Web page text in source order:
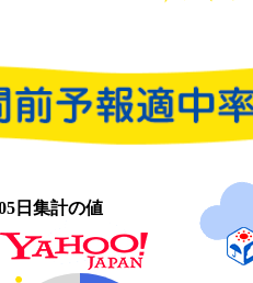
日集計の値